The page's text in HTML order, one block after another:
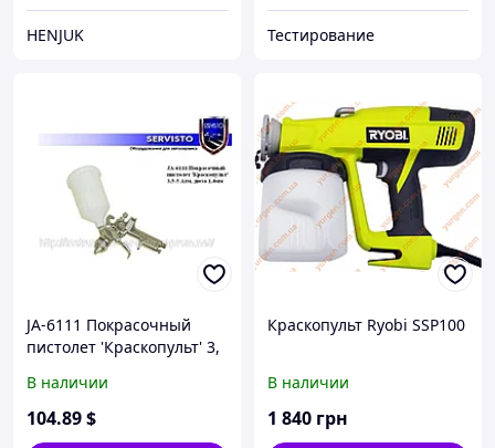
HENJUK Тестирование
JA-6111 Покрасочный
пистолет 'Краскопульт' 3,
работы, покрасочные
пистолеты
В наличии
104.89$
Краскопульт Ryobi SSP100
В наличии
1 840 грн